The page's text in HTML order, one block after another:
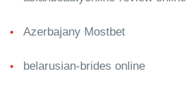
Azerbajany Mostbet
belarusian-brides online